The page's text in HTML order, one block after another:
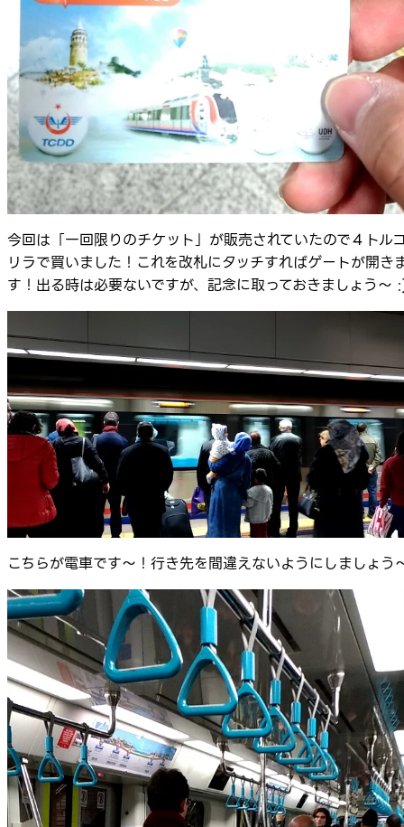
今回は「一回限りのチケット」が販売されていたので４トル
リラで買いました！これを改札にタッチすればゲートが開き
す！出る時は必要ないですが、記念に取っておきましょう～
こちらが電車です～！行き先を間違えないようにしましょう